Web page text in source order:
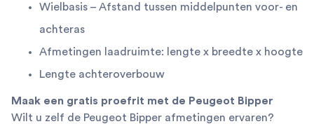
Wielbasis – Afstand tussen middelpunten voor- en
achteras
Afmetingen laadruimte: lengte x breedte x hoogte
Lengte achteroverbouw
Maak een gratis proefrit met de Peugeot Bipper
Wilt u zelf de Peugeot Bipper afmetingen ervaren?